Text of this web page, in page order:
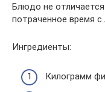
Блюдо не
потраченное время с
Ингредиенты:
Килограмм